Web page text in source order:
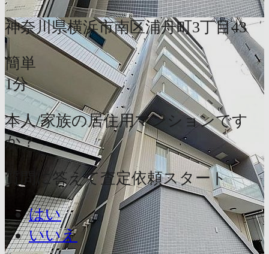
神奈川県横浜市南区浦舟町3丁目43
簡単
1分
本人/家族の居住用マンションです
か？
質問に答えて査定依頼スタート
はい
いいえ